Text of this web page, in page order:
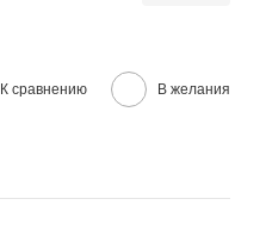
К сравнению В желания